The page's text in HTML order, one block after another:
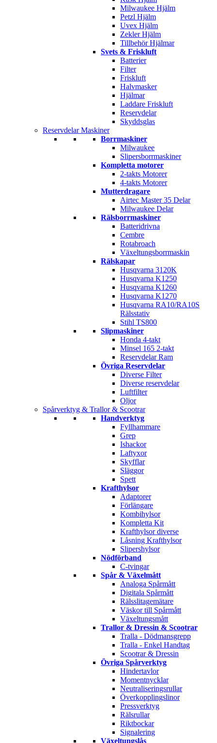
Milwaukee Hjälm
Petzl Hjälm
Uvex Hjälm
Zekler Hjälm
Tillbehör Hjälmar
Svets & Friskluft
Batterier
Filter
Friskluft
Halvmasker
Hjälmar
Laddare Friskluft
Reservdelar
Skyddsglas
Reservdelar Maskiner
Borrmaskiner
Milwaukee
Slipersborrmaskiner
Kompletta motorer
2-takts Motorer
4-takts Motorer
Mutterdragare
Airtec Master 35 Delar
Milwaukee Delar
Rälsborrmaskiner
Batteridrivna
Cembre
Rotabroach
Växeltungsborrmaskin
Rälskapar
Husqvarna 3120K
Husqvarna K1250
Husqvarna K1260
Husqvarna K1270
Husqvarna RA10/RA10S
Rälsstativ
Stihl TS800
Slipmaskiner
Honda 4-takt
Minsel 165 2-takt
Reservdelar Ram
Övriga Reservdelar
Diverse Filter
Diverse reservdelar
Luftfilter
Oljor
Spårverktyg & Trallor & Scootrar
Handverktyg
Fyllhammare
Grep
Ishackor
Laftyxor
Skyfflar
Släggor
Spett
Krafthylsor
Adaptorer
Förlängare
Kombihylsor
Kompletta Kit
Krafthylsor diverse
Låsning Krafthylsor
Slipershylsor
Nödförband
C-tvingar
Spår & Växelmått
Analoga Spårmått
Digitala Spårmått
Rälsslitagemätare
Väskor till Spårmått
Växeltungsmått
Trallor & Dressin & Scootrar
Tralla - Dödmansgrepp
Tralla - Enkel Handtag
Scootrar & Dressin
Övriga Spårverktyg
Hindertavlor
Momentnycklar
Neutraliseringsrullar
Överkopplingslinor
Pressverktyg
Rälsrullar
Riktbockar
Signalering
Växeltungslås